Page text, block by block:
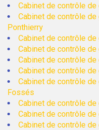
Cabinet de contrôle
Cabinet de contrôle
Ponthierry
Cabinet de contrôle
Cabinet de contrôle
Cabinet de contrôle
Cabinet de contrôle
Cabinet de contrôle
Fossés
Cabinet de contrôle
Cabinet de contrôle
Cabinet de contrôle